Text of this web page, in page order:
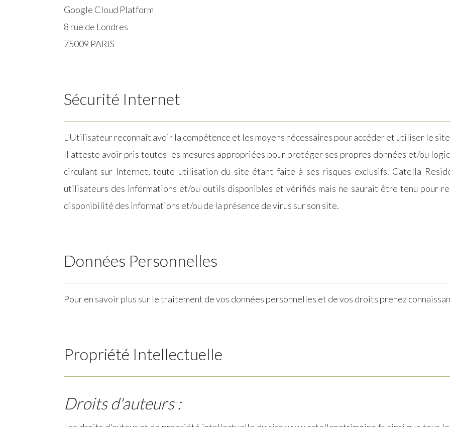
Google Cloud Platform
8 rue de Londres
75009 PARIS
Sécurité Internet
L'Utilisateur reconnaît avoir la compétence et les moyens nécessaires pour accéder et utiliser le
Il atteste avoir pris toutes les mesures appropriées pour protéger ses propres données et/ou
circulant sur Internet, toute utilisation du site étant faite à ses risques exclusifs. Catella
utilisateurs des informations et/ou outils disponibles et vérifiés mais ne saurait être tenu pour
disponibilité des informations et/ou de la présence de virus sur son site.
Données Personnelles
Pour en savoir plus sur le traitement de vos données personnelles et de vos droits prenez
Propriété Intellectuelle
Droits d'auteurs :